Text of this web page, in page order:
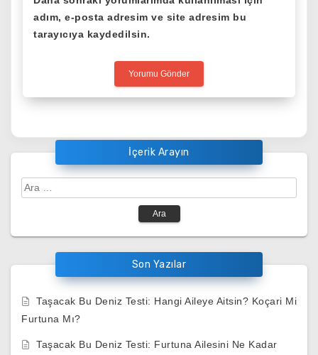
adım, e-posta adresim ve site adresim bu
tarayıcıya kaydedilsin.
İçerik Arayın
Arama:
Son Yazılar
Taşacak Bu Deniz Testi: Hangi Aileye Aitsin? Koçari Mi
Furtuna Mı?
Taşacak Bu Deniz Testi: Furtuna Ailesini Ne Kadar